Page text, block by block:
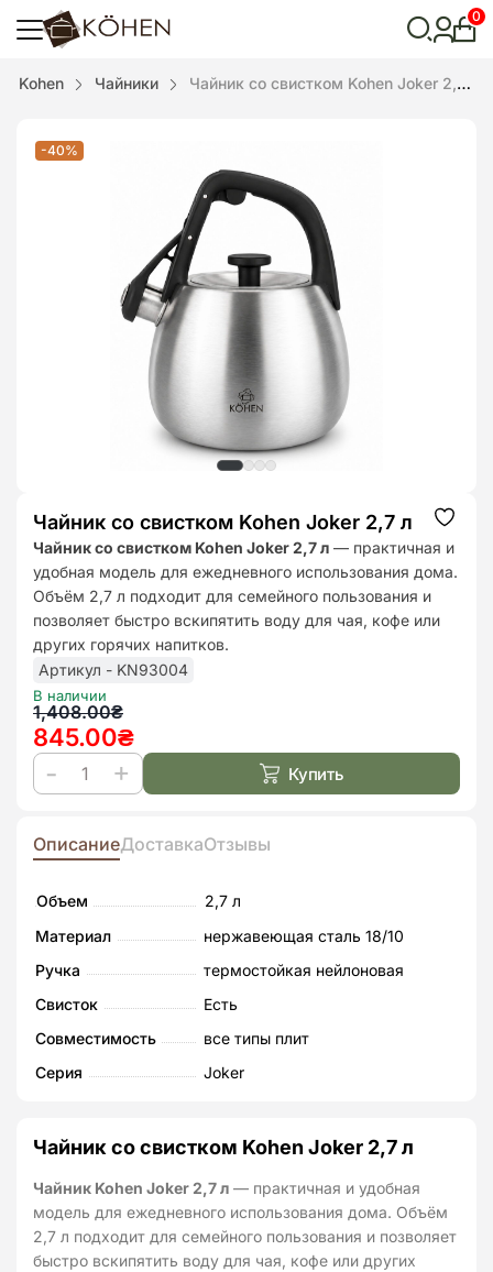
пошук
0
Kohen Чайники Чайник со свистком Kohen Joker 2,7 л
-40%
Чайник со свистком Kohen Joker 2,7 л
Чайник со свистком Kohen Joker 2,7 л — практичная и
удобная модель для ежедневного использования дома.
Объём 2,7 л подходит для семейного пользования и
позволяет быстро вскипятить воду для чая, кофе или
других горячих напитков.
Артикул - KN93004
В наличии
1,408.00₴
Первоначальная
цена
составляла
1,408.00₴.
845.00₴
Текущая
цена:
845.00₴.
Количество
Чайник
свистком
Joker
2,7
л
Купить
до
ОписаниеДоставкаОтзывы
Объем
2,7 л
Материал
нержавеющая сталь 18/10
Ручка
термостойкая нейлоновая
Свисток
Есть
Совместимость
все типы плит
Серия
Joker
Чайник со свистком Kohen Joker 2,7 л
Чайник Kohen Joker 2,7 л — практичная и удобная
модель для ежедневного использования дома. Объём
2,7 л подходит для семейного пользования и позволяет
быстро вскипятить воду для чая, кофе или других